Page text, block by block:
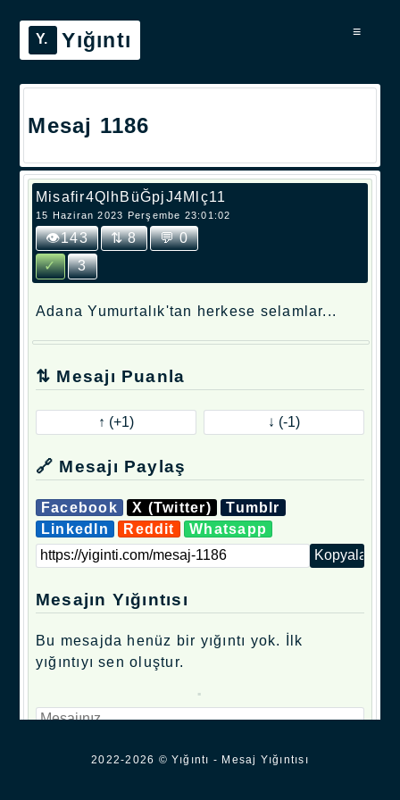
Yığıntı ≡
Mesaj 1186
Misafir4QlhBüĞpjJ4Mlç11
15 Haziran 2023 Perşembe 23:01:02
👁143 ⇅ 8
💬 0
✓
3
Adana Yumurtalık'tan herkese selamlar...
⇅ Mesajı Puanla
🔗 Mesajı Paylaş
Facebook X (Twitter)
Tumblr
LinkedIn
Reddit Whatsapp
Mesajın Yığıntısı
Bu mesajda henüz bir yığıntı yok. İlk
yığıntıyı sen oluştur.
.
2022-2026 © Yığıntı - Mesaj Yığıntısı